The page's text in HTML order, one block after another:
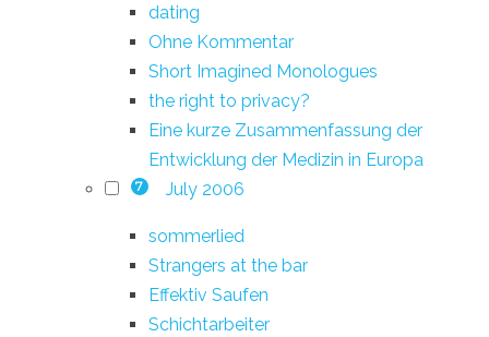
dating
Ohne Kommentar
Short Imagined Monologues
the right to privacy?
Eine kurze Zusammenfassung der
Entwicklung der Medizin in Europa
7 July 2006
sommerlied
Strangers at the bar
Effektiv Saufen
Schichtarbeiter